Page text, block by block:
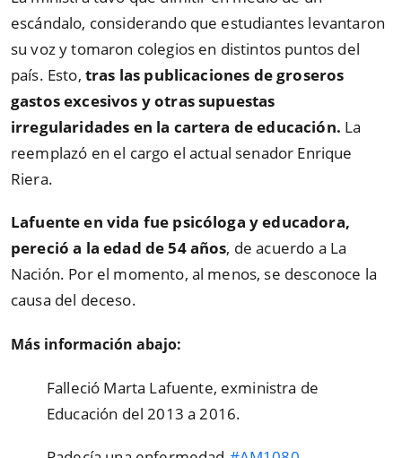
escándalo, considerando que estudiantes levantaron
su voz y tomaron colegios en distintos puntos del
país. Esto, tras las publicaciones de groseros
gastos excesivos y otras supuestas
irregularidades en la cartera de educación. La
reemplazó en el cargo el actual senador Enrique
Riera.
Lafuente en vida fue psicóloga y educadora,
pereció a la edad de 54 años, de acuerdo a La
Nación. Por el momento, al menos, se desconoce la
causa del deceso.
Más información abajo:
Falleció Marta Lafuente, exministra de
Educación del 2013 a 2016.